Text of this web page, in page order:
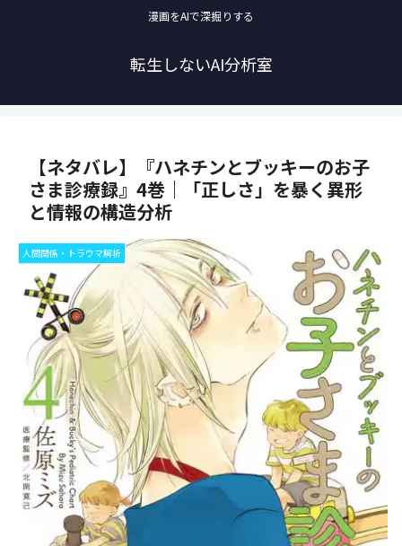
漫画をAIで深掘りする
転生しないAI分析室
【ネタバレ】『ハネチンとブッキーのお子
さま診療録』4巻｜「正しさ」を暴く異形
と情報の構造分析
人間関係・トラウマ解析